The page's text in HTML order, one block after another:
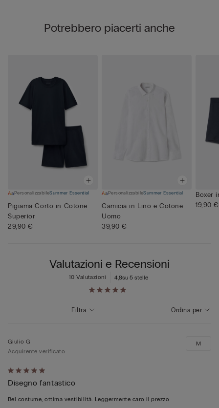
Potrebbero piacerti anche
PersonalizzabileSummer Essential
Pigiama Corto in Cotone
Superior
29,90 €
PersonalizzabileSummer Essential
Camicia in Lino e Cotone
Uomo
39,90 €
Boxer
19,90 €
Valutazioni e Recensioni
4,8su 5 stelle
10 Valutazioni
Ordina per
Filtra
Valutato
5
su
Giulio G
Acquirente verificato
Disegno fantastico
Bel costume, ottima vestibilità. Leggermente caro il prezzo
M